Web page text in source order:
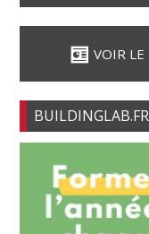
VOIR
BUILDINGLAB.FR